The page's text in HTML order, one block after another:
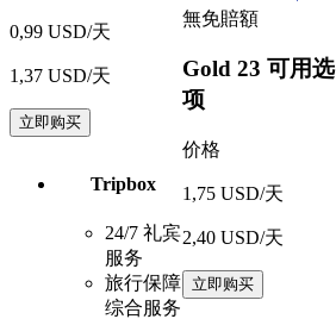
0,99 USD/天
1,37 USD/天
立即购买
Tripbox
24/7 礼宾
服务
旅行保障
综合服务
無免賠額
Gold 23 可用选
项
价格
1,75 USD/天
2,40 USD/天
立即购买